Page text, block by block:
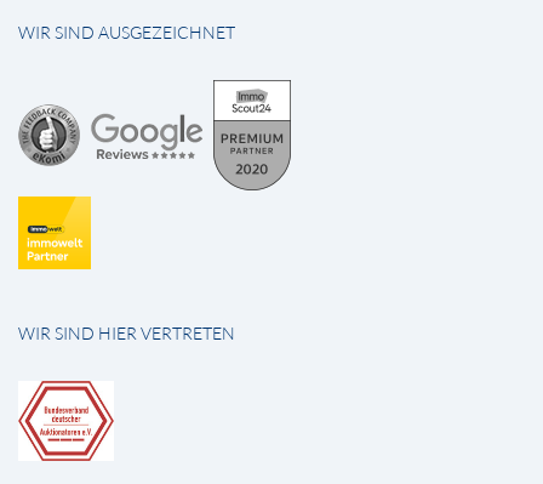
WIR SIND AUSGEZEICHNET
WIR SIND HIER VERTRETEN